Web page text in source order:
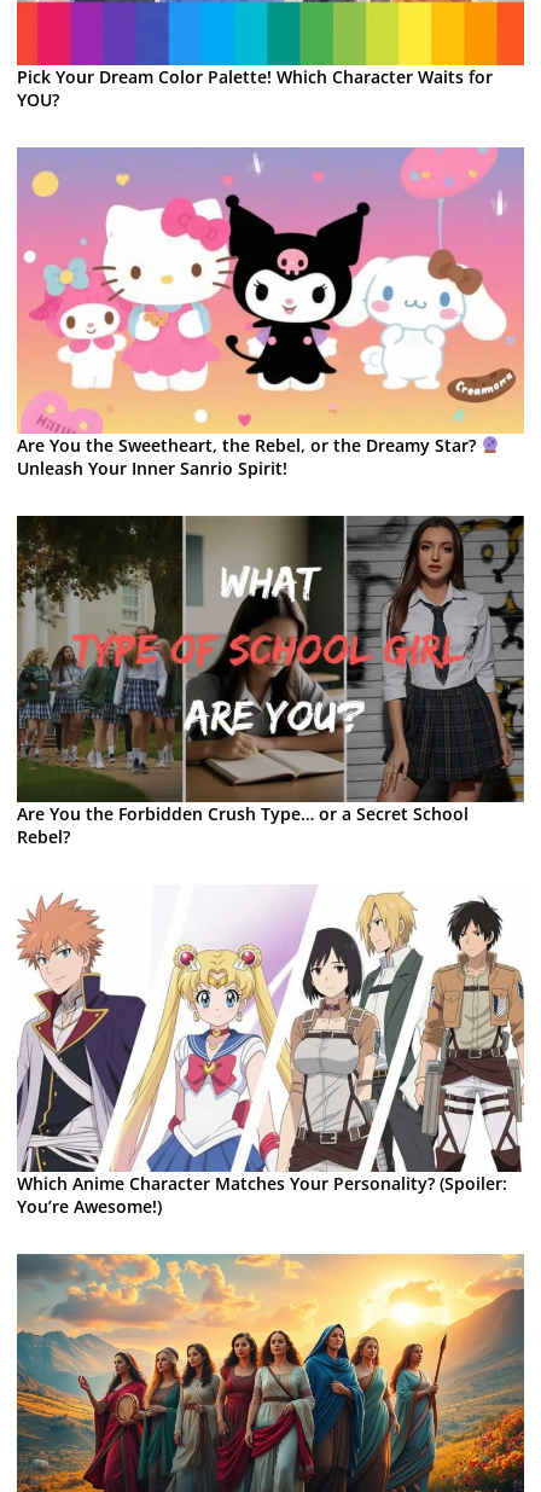
Pick Your Dream Color Palette! Which Character Waits for
YOU?
Are You the Sweetheart, the Rebel, or the Dreamy Star?
Unleash Your Inner Sanrio Spirit!
Are You the Forbidden Crush Type… or a Secret School
Rebel?
Which Anime Character Matches Your Personality? (Spoiler:
You’re Awesome!)